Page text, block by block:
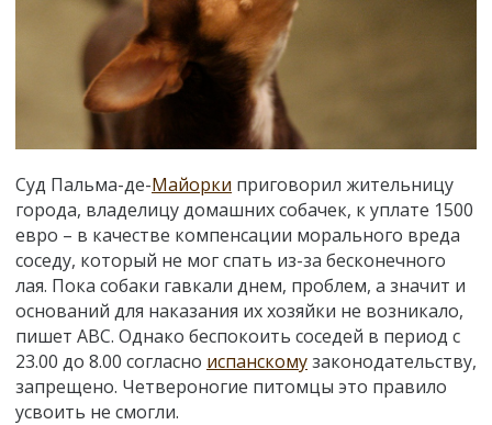
Суд Пальма-де-Майорки приговорил жительницу
города, владелицу домашних собачек, к уплате 1500
евро – в качестве компенсации морального вреда
соседу, который не мог спать из-за бесконечного
лая. Пока собаки гавкали днем, проблем, а значит и
оснований для наказания их хозяйки не возникало,
пишет АВС. Однако беспокоить соседей в период с
23.00 до 8.00 согласно испанскомузаконодательству,
запрещено. Четвероногие питомцы это правило
усвоить не смогли.